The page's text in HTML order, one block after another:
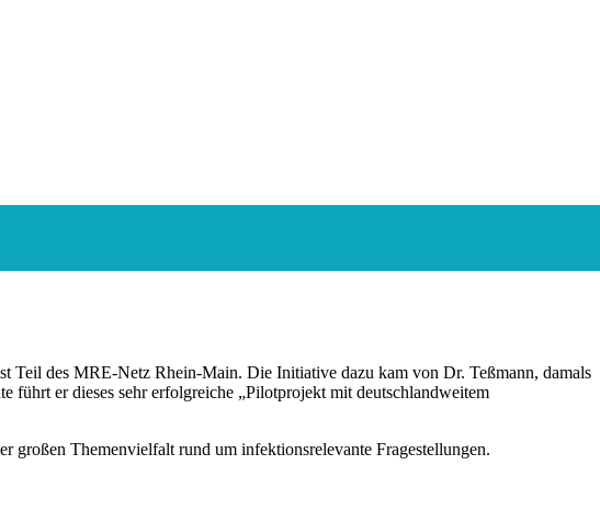
des MRE-Netz Rhein-Main. Die Initiative dazu kam von Dr. Teßmann, damals
er dieses sehr erfolgreiche „Pilotprojekt mit deutschlandweitem
großen Themenvielfalt rund um infektionsrelevante Fragestellungen.